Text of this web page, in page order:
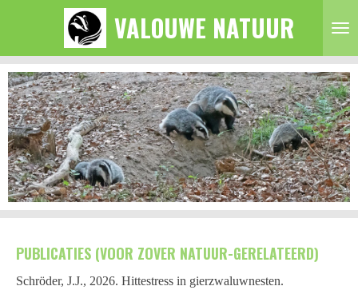
naar
de
hoofdinhoud
VALOUWE NATUUR
PUBLICATIES (VOOR ZOVER NATUUR-GERELATEERD)
Schröder, J.J., 2026. Hittestress in gierzwaluwnesten.